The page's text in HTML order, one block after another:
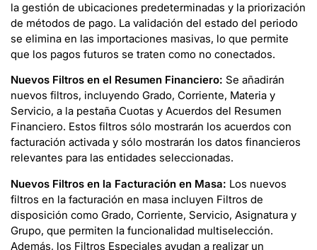
la gestión de ubicaciones predeterminadas y la priorización
de métodos de pago. La validación del estado del periodo
se elimina en las importaciones masivas, lo que permite
que los pagos futuros se traten como no conectados.
Nuevos Filtros en el Resumen Financiero: Se añadirán
nuevos filtros, incluyendo Grado, Corriente, Materia y
Servicio, a la pestaña Cuotas y Acuerdos del Resumen
Financiero. Estos filtros sólo mostrarán los acuerdos con
facturación activada y sólo mostrarán los datos financieros
relevantes para las entidades seleccionadas.
Nuevos Filtros en la Facturación en Masa: Los nuevos
filtros en la facturación en masa incluyen Filtros de
disposición como Grado, Corriente, Servicio, Asignatura y
Grupo, que permiten la funcionalidad multiselección.
Además, los Filtros Especiales ayudan a realizar un